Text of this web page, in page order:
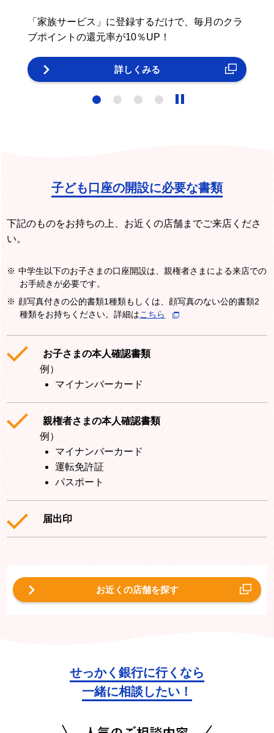
「家族サービス」に登録するだけで、毎月のクラ
ブポイントの還元率が10％UP！
詳しくみる
子ども口座の開設に必要な書類
下記のものをお持ちの上、お近くの店舗までご来店くださ
い。
※ 中学生以下のお子さまの口座開設は、親権者さまによる来店での
お手続きが必要です。
※ 顔写真付きの公的書類1種類もしくは、顔写真のない公的書類2
種類をお持ちください。詳細はこちら
お子さまの本人確認書類
例）
マイナンバーカード
親権者さまの本人確認書類
例）
マイナンバーカード
運転免許証
パスポート
届出印
お近くの店舗を探す
せっかく銀行に行くなら
一緒に相談したい！